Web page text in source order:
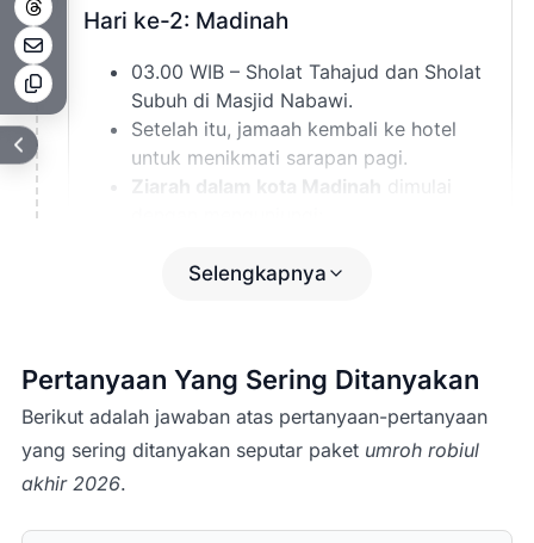
Hari ke-2: Madinah
03.00 WIB – Sholat Tahajud dan Sholat
Subuh di Masjid Nabawi.
Setelah itu, jamaah kembali ke hotel
untuk menikmati sarapan pagi.
Ziarah dalam kota Madinah
Makam Baqi’
Tsaqifah Bani Saidah
Dan area sekitar lainnya.(Catatan:
Program dapat disesuaikan
jadwal tasreh (izin kunjungan) yang
Selengkapnya
Pertanyaan Yang Sering Ditanyakan
Berikut adalah jawaban atas pertanyaan-pertanyaan
yang sering ditanyakan seputar paket umroh robiul
akhir 2026.